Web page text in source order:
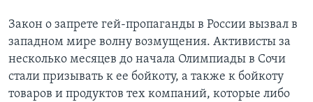
Закон о запрете гей-пропаганды в России вызвал в
западном мире волну возмущения. Активисты за
несколько месяцев до начала Олимпиады в Сочи
стали призывать к ее бойкоту, а также к бойкоту
товаров и продуктов тех компаний, которые либо